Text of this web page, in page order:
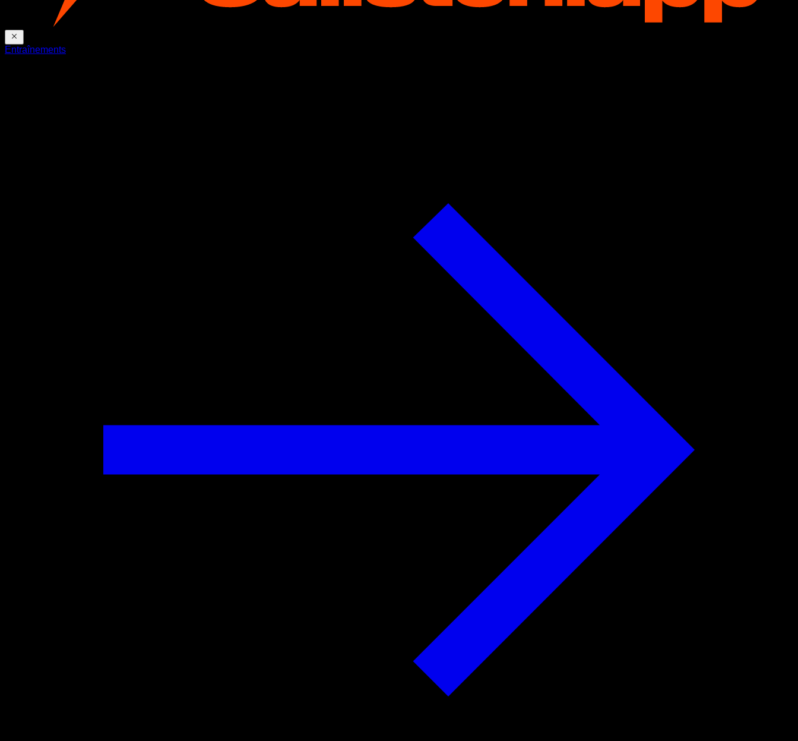
Entraînements